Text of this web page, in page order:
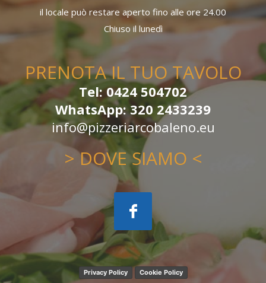
il locale può restare aperto fino alle ore 24.00
Chiuso il lunedì
PRENOTA IL TUO TAVOLO
Tel: 0424 504702
WhatsApp: 320 2433239
info@pizzeriarcobaleno.eu
> DOVE SIAMO <
Privacy Policy Cookie Policy